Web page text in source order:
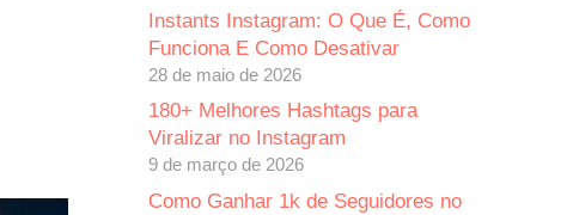
Instants Instagram: O Que É, Como
Funciona E Como Desativar
28 de maio de 2026
180+ Melhores Hashtags para
Viralizar no Instagram
9 de março de 2026
Como Ganhar 1k de Seguidores no